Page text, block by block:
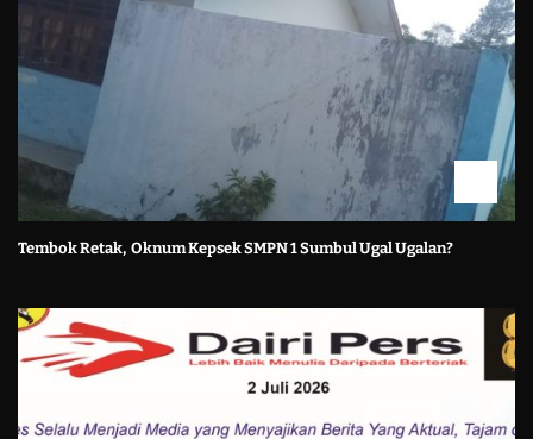
Tembok Retak, Oknum Kepsek SMPN 1 Sumbul Ugal Ugalan?